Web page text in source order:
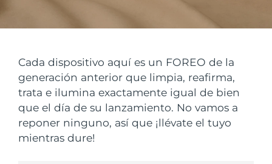
Cada dispositivo aquí es un FOREO de la
generación anterior que limpia, reafirma,
trata e ilumina exactamente igual de bien
que el día de su lanzamiento. No vamos a
reponer ninguno, así que ¡llévate el tuyo
mientras dure!
Mis suscripciones
FAQ™ Dual LED Panel
POPULAR
País de envío
Estados Unidos Entrega prevista 8/13/26
Reino Unido Entrega prevista8/12/26
España Entrega prevista8/12/26